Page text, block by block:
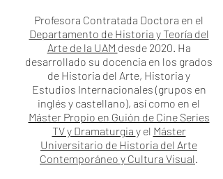
Profesora Contratada Doctora en el
Departamento de Historia y Teoría del
Arte de la UAM desde 2020. Ha
desarrollado su docencia en los grados
de Historia del Arte, Historia y
Estudios Internacionales (grupos en
inglés y castellano), así como en el
Máster Propio en Guión de Cine Series
TV y Dramaturgia y el Máster
Universitario de Historia del Arte
Contemporáneo y Cultura Visual.